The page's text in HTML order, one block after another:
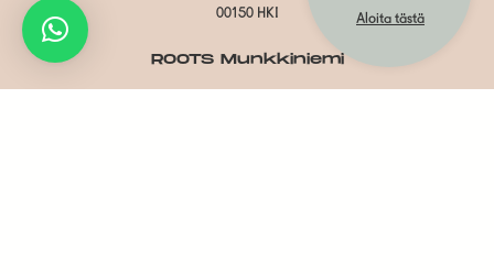
00150 HKI
ROOTS Munkkiniemi
Aloita tästä